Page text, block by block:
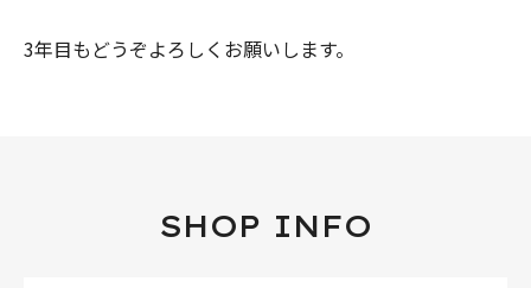
3年目もどうぞよろしくお願いします。
SHOP INFO